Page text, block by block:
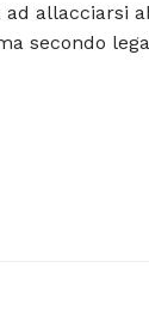
allacciarsi
secondo